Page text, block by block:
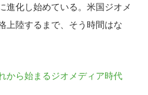
進化し始めている。米国ジオメ
上陸するまで、そう時間はな
から始まるジオメディア時代